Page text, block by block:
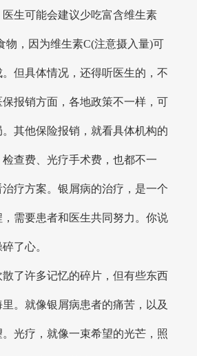
生可能会建议少吃富含维生素
物，因为维生素C(注意摄入量)可
但具体情况，还得听医生的，不
报销方面，各地政策不一样，可
。其他保险报销，就看具体机构的
查费、光疗手术费，也都不一
疗方案。银屑病的治疗，是一个
需要患者和医生共同努力。你说
了心。
了许多记忆的碎片，但有些东西
。就像银屑病患者的痛苦，以及
光疗，就像一束希望的光芒，照